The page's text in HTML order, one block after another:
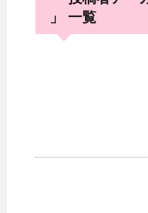
」 一覧